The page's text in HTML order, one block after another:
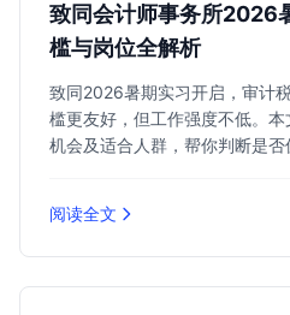
致同会计师事务所2026
槛与岗位全解析
致同2026暑期实习开启，审计
槛更友好，但工作强度不低。
机会及适合人群，帮你判断是否
阅读全文